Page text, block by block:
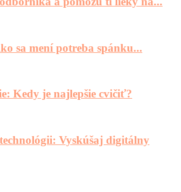
sa mení potreba spánku...
Kedy je najlepšie cvičiť?
Vyskúšaj digitálny